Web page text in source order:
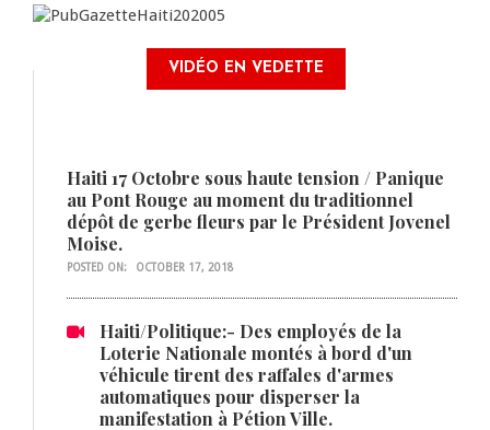
VIDÉO EN VEDETTE
Haiti 17 Octobre sous haute tension / Panique
au Pont Rouge au moment du traditionnel
dépôt de gerbe fleurs par le Président Jovenel
Moise.
POSTED ON: OCTOBER 17, 2018
Haiti/Politique:- Des employés de la
Loterie Nationale montés à bord d'un
véhicule tirent des raffales d'armes
automatiques pour disperser la
manifestation à Pétion Ville.